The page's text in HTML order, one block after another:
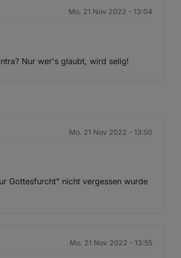
Mo. 21 Nov 2022 - 13:04
Nur wer's glaubt, wird selig!
Mo. 21 Nov 2022 - 13:50
Gottesfurcht" nicht vergessen wurde
Mo. 21 Nov 2022 - 13:55